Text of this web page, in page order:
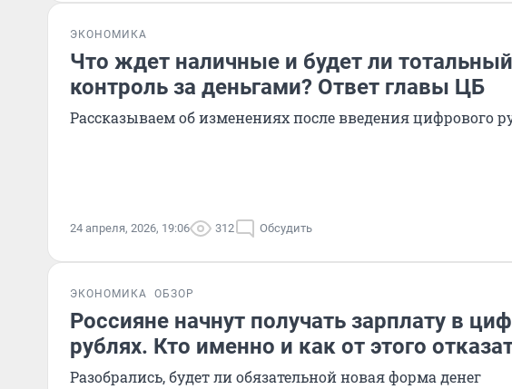
ЭКОНОМИКА
Что ждет наличные и будет ли тотальный
контроль за деньгами? Ответ главы ЦБ
Рассказываем об изменениях после введения цифрового
24 апреля, 2026, 19:06 312 Обсудить
ЭКОНОМИКА ОБЗОР
Россияне начнут получать зарплату в
рублях. Кто именно и как от этого
Разобрались, будет ли обязательной новая форма денег